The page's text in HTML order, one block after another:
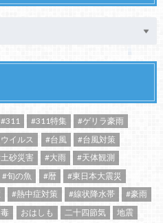
#311 #311特集
#ゲリラ豪雨
イルス #台風
#台風対策
砂災害 #大雨
#天体観測
#旬の魚 #暦
#東日本大震災
#熱中症対策 #線状降水帯
#豪雨
おはしも 二十四節気
地震